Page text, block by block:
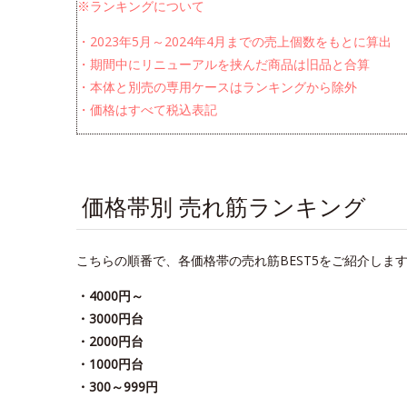
※ランキングについて
・2023年5月～2024年4月までの売上個数をもとに算出
・期間中にリニューアルを挟んだ商品は旧品と合算
・本体と別売の専用ケースはランキングから除外
・価格はすべて税込表記
価格帯別 売れ筋ランキング
こちらの順番で、各価格帯の売れ筋BEST5をご紹介しま
・4000円～
・3000円台
・2000円台
・1000円台
・300～999円